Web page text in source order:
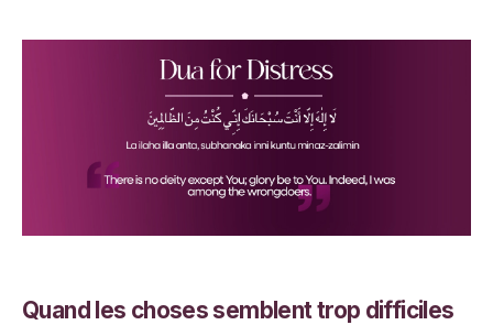
Quand les choses semblent trop difficiles